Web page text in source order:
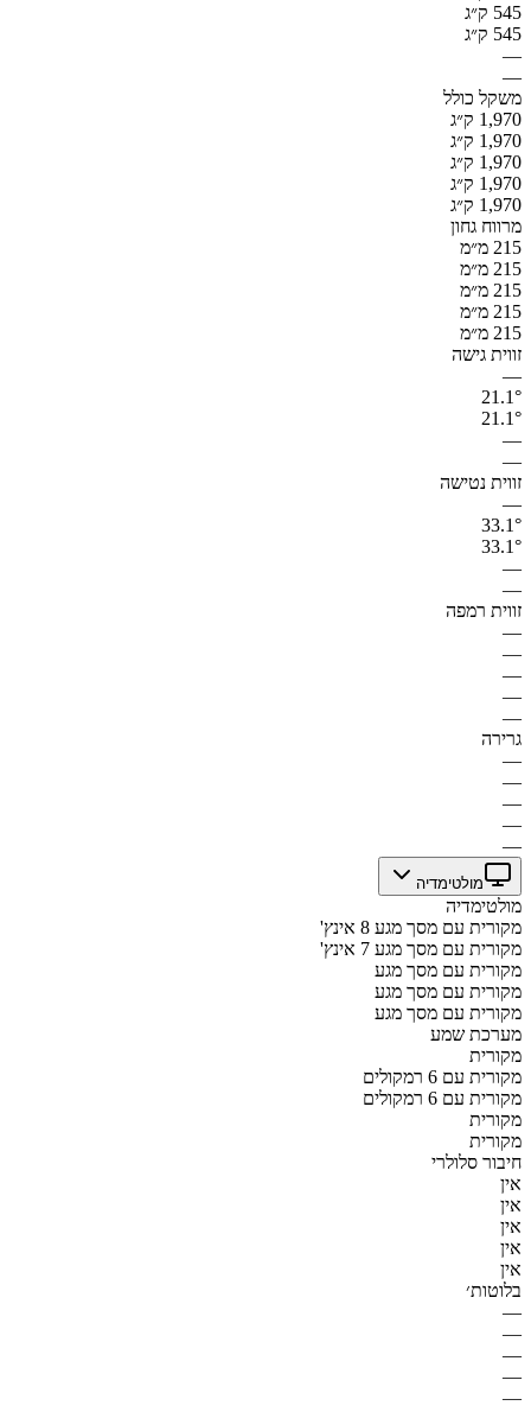
545 ק״ג
545 ק״ג
—
—
משקל כולל
1,970 ק״ג
1,970 ק״ג
1,970 ק״ג
1,970 ק״ג
1,970 ק״ג
מרווח גחון
215 מ״מ
215 מ״מ
215 מ״מ
215 מ״מ
215 מ״מ
זווית גישה
—
21.1°
21.1°
—
—
זווית נטישה
—
33.1°
33.1°
—
—
זווית רמפה
—
—
—
—
—
גרירה
—
—
—
—
—
מולטימדיה
מולטימדיה
מקורית עם מסך מגע 8 אינץ'
מקורית עם מסך מגע 7 אינץ'
מקורית עם מסך מגע
מקורית עם מסך מגע
מקורית עם מסך מגע
מערכת שמע
מקורית
מקורית עם 6 רמקולים
מקורית עם 6 רמקולים
מקורית
מקורית
חיבור סלולרי
אין
אין
אין
אין
אין
בלוטות׳
—
—
—
—
—